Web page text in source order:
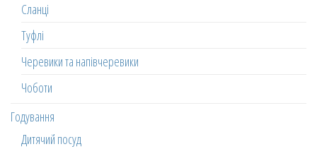
Сланці
Туфлі
Черевики та напівчеревики
Чоботи
Годування
Дитячий посуд